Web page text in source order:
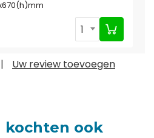
1
| Uw review toevoegen
kochten ook